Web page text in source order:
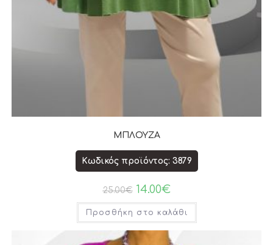
ΜΠΛΟΥΖΑ
Κωδικός προϊόντος: 3879
25.00€ 14.00€
Προσθήκη στο καλάθι